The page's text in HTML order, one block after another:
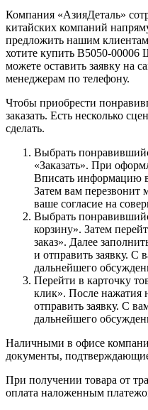
Компания «АзияДеталь»
китайских компаний
предложить нашим
хотите купить B5050-
можете оставить заявку на
менеджерам по телефону.
Чтобы приобрести
заказать. Есть несколько
сделать.
Выбрать
«Заказать». При
Вписать информацию
Затем вам перезвонит
ваше согласие на
Выбрать
корзину». Затем
заказ». Далее
и отправить заявку. С
дальнейшего
Перейти в карточку
клик». После нажатия
отправить заявку. С
дальнейшего
Наличными в офисе
документы,
При получении товара от
оплата наложенным